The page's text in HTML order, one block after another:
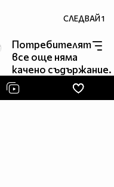
СЛЕДВАЙ1
Потребителят
все още няма
качено съдържание.